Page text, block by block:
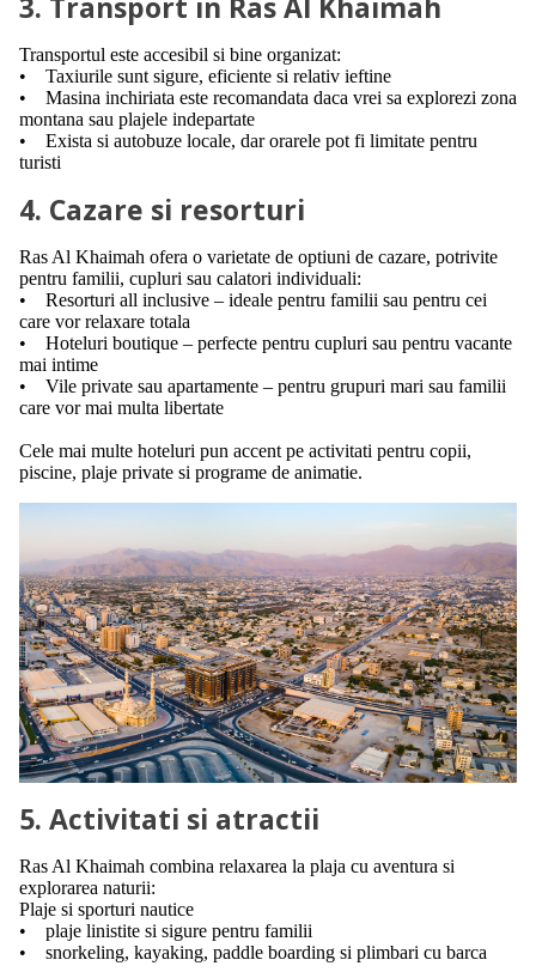
Transportul este accesibil si bine organizat:
• Taxiurile sunt sigure, eficiente si relativ ieftine
• Masina inchiriata este recomandata daca vrei sa explorezi zona
montana sau plajele indepartate
• Exista si autobuze locale, dar orarele pot fi limitate pentru
turisti
4. Cazare si resorturi
Ras Al Khaimah ofera o varietate de optiuni de cazare, potrivite
pentru familii, cupluri sau calatori individuali:
• Resorturi all inclusive – ideale pentru familii sau pentru cei
care vor relaxare totala
• Hoteluri boutique – perfecte pentru cupluri sau pentru vacante
mai intime
• Vile private sau apartamente – pentru grupuri mari sau familii
care vor mai multa libertate
Cele mai multe hoteluri pun accent pe activitati pentru copii,
piscine, plaje private si programe de animatie.
5. Activitati si atractii
Ras Al Khaimah combina relaxarea la plaja cu aventura si
explorarea naturii:
Plaje si sporturi nautice
• plaje linistite si sigure pentru familii
• snorkeling, kayaking, paddle boarding si plimbari cu barca